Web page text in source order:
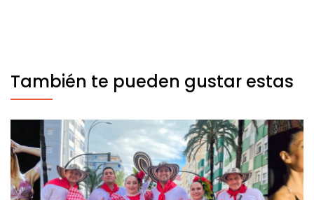
También te pueden gustar estas